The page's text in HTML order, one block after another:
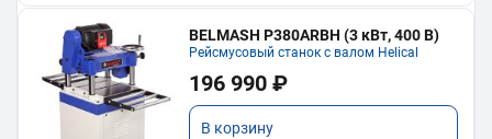
BELMASH P380ARBH (3 кВт, 400 В)
Рейсмусовый станок с валом Helical
196 990 ₽
В корзину